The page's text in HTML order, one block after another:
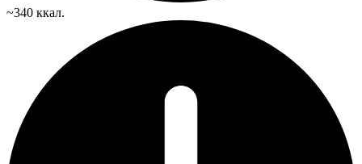
~340 ккал.